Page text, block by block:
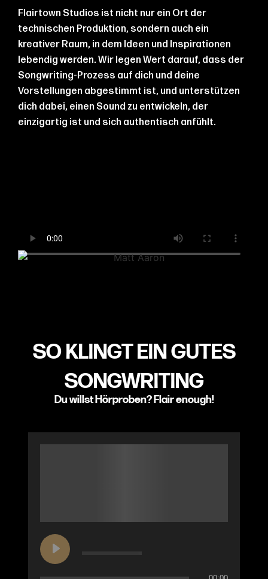
Flairtown Studios ist nicht nur ein Ort der
technischen Produktion, sondern auch ein
kreativer Raum, in dem Ideen und Inspirationen
lebendig werden. Wir legen Wert darauf, dass der
Songwriting-Prozess auf dich und deine
Vorstellungen abgestimmt ist, und unterstützen
dich dabei, einen Sound zu entwickeln, der
einzigartig ist und sich authentisch anfühlt.
SO KLINGT EIN GUTES
SONGWRITING
Du willst Hörproben? Flair enough!